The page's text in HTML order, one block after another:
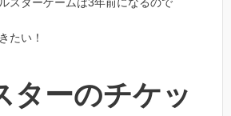
たい！
ターのチケッ